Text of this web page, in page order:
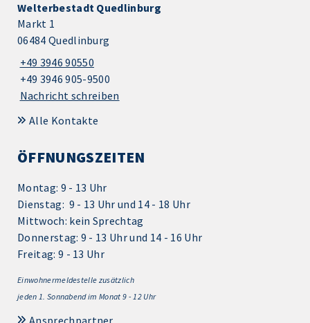
Welterbestadt Quedlinburg
Markt 1
06484 Quedlinburg
+49 3946 90550
+49 3946 905-9500
Nachricht schreiben
Alle Kontakte
ÖFFNUNGSZEITEN
Montag: 9 - 13 Uhr
Dienstag: 9 - 13 Uhr und 14 - 18 Uhr
Mittwoch: kein Sprechtag
Donnerstag: 9 - 13 Uhr und 14 - 16 Uhr
Freitag: 9 - 13 Uhr
Einwohnermeldestelle zusätzlich
jeden 1. Sonnabend im Monat 9 - 12 Uhr
Ansprechpartner